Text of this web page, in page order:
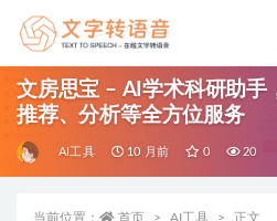
文房思宝 – AI学术科研助手
推荐、分析等全方位服务
AI工具 10 月前 0 20
当前位置： 首页 AI工具 正文